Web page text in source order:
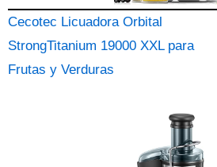
Cecotec Licuadora Orbital
StrongTitanium 19000 XXL para
Frutas y Verduras